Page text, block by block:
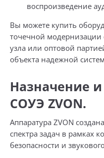
воспроизведение
Вы можете купить
точечной модернизации
узла или оптовой
объекта надежной
Назначение
СОУЭ ZVON.
Аппаратура ZVON
спектра задач в рамках
безопасности и